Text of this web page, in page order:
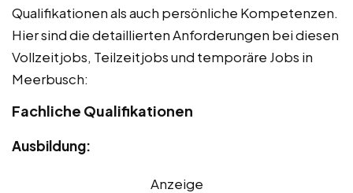
Qualifikationen als auch persönliche Kompetenzen.
Hier sind die detaillierten Anforderungen bei diesen
Vollzeitjobs, Teilzeitjobs und temporäre Jobs in
Meerbusch:
Fachliche Qualifikationen
Ausbildung:
Anzeige